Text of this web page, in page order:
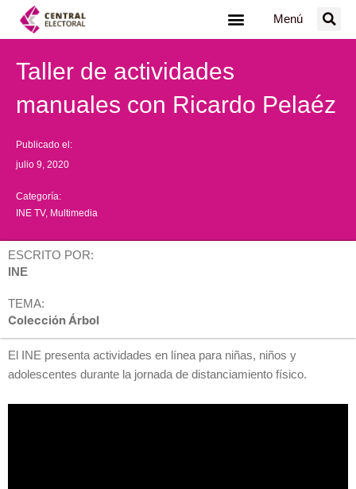
Menú
Taller de actividades
manuales con Ricardo Pelaéz
Publicado el:
julio 9, 2020
Categoría:
INE TV, Multimedia
ESCRITO POR:
INE
TEMA:
Colección Árbol
El INE presenta actividades en línea para niñas, niños y
adolescentes durante la jornada de distanciamiento físico.